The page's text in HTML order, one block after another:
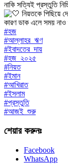
নাকি সত্যিই প্রস্তুতি
নিয়তকে পিছিয়ে
কারণ ডাক এলে সময় নাও
#হজ
#আল্লাহর_ঋণ
#ইবাদতের_দায়
#হজ_২০২৫
#নিয়ত
#ইমান
#আখিরাত
#ইসলাম
#প্রস্তুতি
#আজই_শুরু
শেয়ার করুনঃ
Facebook
WhatsApp